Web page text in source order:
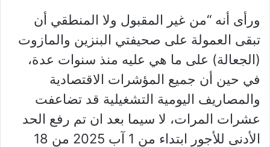
ورأى أنه “من غير المقبول ولا المنطقي أن
تبقى العمولة على صحيفتي البنزين والمازوت
(الجعالة) على ما هي عليه منذ سنوات عدة،
في حين أن جميع المؤشرات الاقتصادية
والمصاريف اليومية التشغيلية قد تضاعفت
عشرات المرات، لا سيما بعد ان تم رفع الحد
الأدنى للأجور ابتداء من 1 آب 2025 من 18